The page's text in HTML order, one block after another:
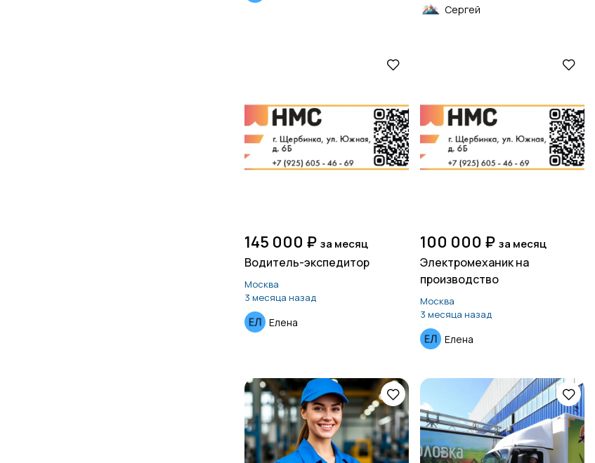
Сергей
145 000 ₽ за месяц
Водитель-экспедитор
Москва
3 месяца назад
Елена
100 000 ₽ за месяц
Электромеханик на
производство
Москва
3 месяца назад
Елена